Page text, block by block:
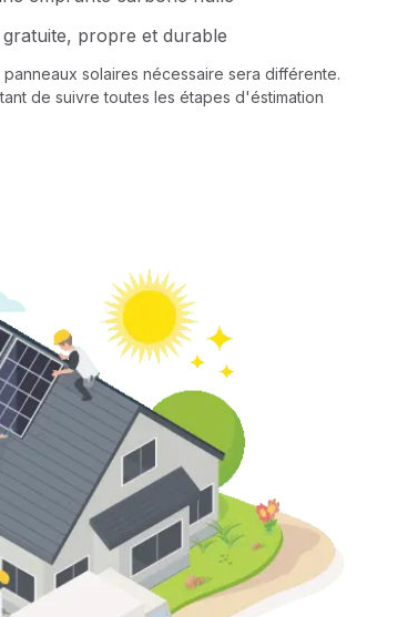
propre et durable
solaires nécessaire sera différente.
de suivre toutes les étapes d'éstimation